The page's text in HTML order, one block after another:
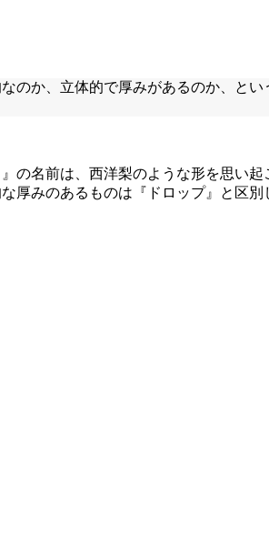
のか、立体的で厚みがあるのか、と
の名前は、西洋梨のような形を思い
厚みのあるものは『ドロップ』と区別